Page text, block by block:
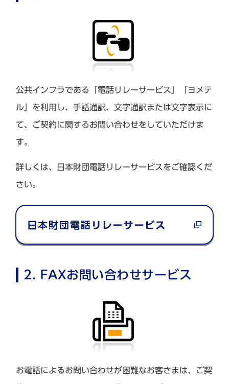
公共インフラである「電話リレーサービス」「ヨメテ
ル」を利用し、手話通訳、文字通訳または文字表示に
て、ご契約に関するお問い合わせをしていただけま
す。
詳しくは、日本財団電話リレーサービスをご確認くだ
さい。
2. FAXお問い合わせサービス
お電話によるお問い合わせが困難なお客さまは、ご契